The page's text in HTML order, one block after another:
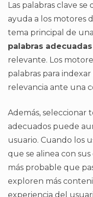
Las palabras clave
ayuda a los motores
tema principal de
palabras adecuadas
relevante. Los
palabras para
relevancia ante una
Además, seleccionar
adecuados puede
usuario. Cuando los
que se alinea con
más probable que
exploren más
experiencia del